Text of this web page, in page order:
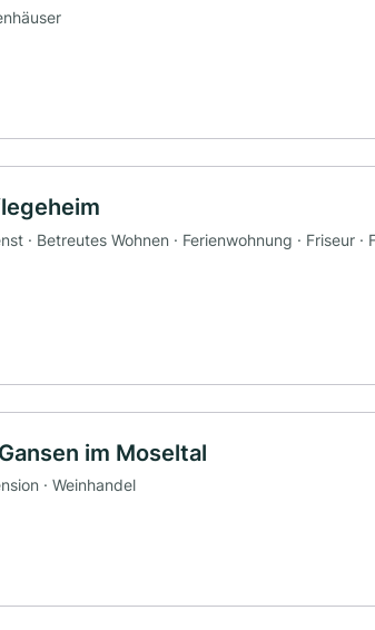
· Betreutes Wohnen · Ferienwohnung · Friseur ·
im Moseltal
· Weinhandel